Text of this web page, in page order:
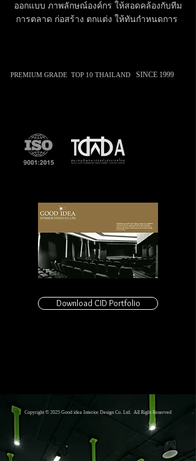
ออกแบบ ภาพลักษณ์องค์กร ให้สอดคล้องกับทีม
การตลาด ก่อสร้าง ตกแต่ง ให้ทันกำหนดการ
PREMIUM GRADE TOP 10 THAILAND SINCE 1999
Download CID Portfolio
Copyright © 2025 Good idea Interior Design Co. Ltd. All Right Reserved